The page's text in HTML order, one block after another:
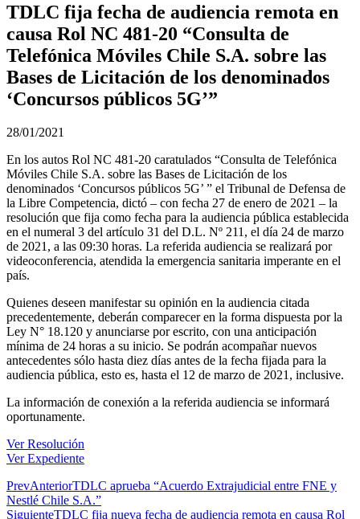
TDLC fija fecha de audiencia remota en
causa Rol NC 481-20 “Consulta de
Telefónica Móviles Chile S.A. sobre las
Bases de Licitación de los denominados
‘Concursos públicos 5G’”
28/01/2021
En los autos Rol NC 481-20 caratulados “Consulta de Telefónica
Móviles Chile S.A. sobre las Bases de Licitación de los
denominados ‘Concursos públicos 5G’ ” el Tribunal de Defensa de
la Libre Competencia, dictó – con fecha 27 de enero de 2021 – la
resolución que fija como fecha para la audiencia pública establecida
en el numeral 3 del artículo 31 del D.L. Nº 211, el día 24 de marzo
de 2021, a las 09:30 horas. La referida audiencia se realizará por
videoconferencia, atendida la emergencia sanitaria imperante en el
país.
Quienes deseen manifestar su opinión en la audiencia citada
precedentemente, deberán comparecer en la forma dispuesta por la
Ley N° 18.120 y anunciarse por escrito, con una anticipación
mínima de 24 horas a su inicio. Se podrán acompañar nuevos
antecedentes sólo hasta diez días antes de la fecha fijada para la
audiencia pública, esto es, hasta el 12 de marzo de 2021, inclusive.
La información de conexión a la referida audiencia se informará
oportunamente.
Ver Resolución
Ver Expediente
PrevAnteriorTDLC aprueba “Acuerdo Extrajudicial entre FNE y
Nestlé Chile S.A.”
SiguienteTDLC fija nueva fecha de audiencia remota en causa Rol